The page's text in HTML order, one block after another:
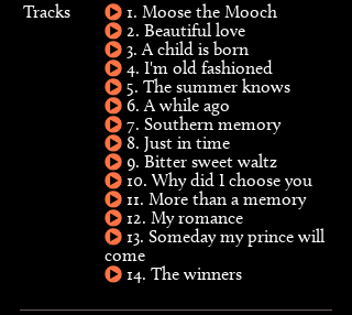
Tracks
1. Moose the Mooch
2. Beautiful love
3. A child is born
4. I'm old fashioned
5. The summer knows
6. A while ago
7. Southern memory
8. Just in time
9. Bitter sweet waltz
10. Why did I choose you
11. More than a memory
12. My romance
13. Someday my prince will
come
14. The winners